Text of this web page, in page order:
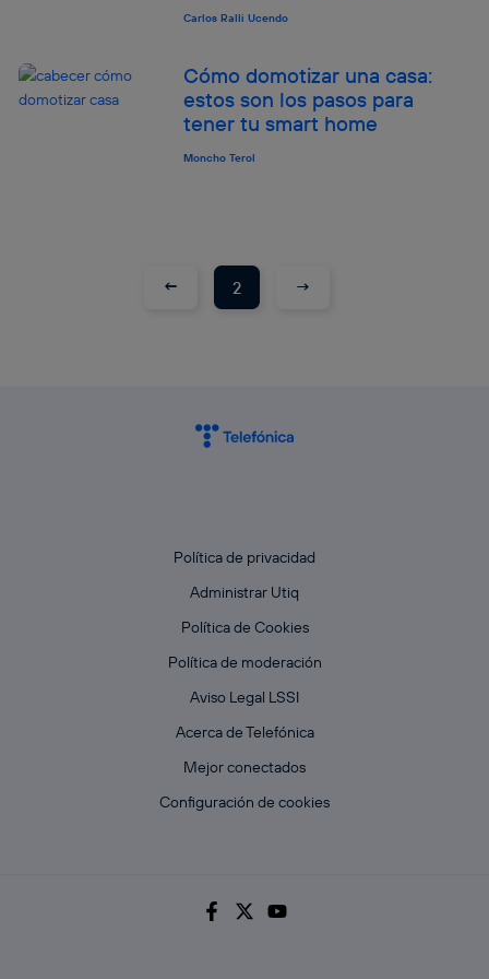
Carlos Ralli Ucendo
Cómo domotizar una casa:
estos son los pasos para
tener tu smart home
Moncho Terol
← 2 →
Política de privacidad
Administrar Utiq
Política de Cookies
Política de moderación
Aviso Legal LSSI
Acerca de Telefónica
Mejor conectados
Configuración de cookies